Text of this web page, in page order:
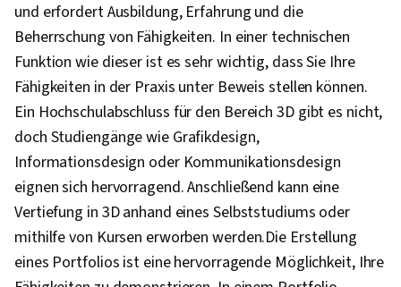
und erfordert Ausbildung, Erfahrung und die
Beherrschung von Fähigkeiten. In einer technischen
Funktion wie dieser ist es sehr wichtig, dass Sie Ihre
Fähigkeiten in der Praxis unter Beweis stellen können.
Ein Hochschulabschluss für den Bereich 3D gibt es nicht,
doch Studiengänge wie Grafikdesign,
Informationsdesign oder Kommunikationsdesign
eignen sich hervorragend. Anschließend kann eine
Vertiefung in 3D anhand eines Selbststudiums oder
mithilfe von Kursen erworben werden.Die Erstellung
eines Portfolios ist eine hervorragende Möglichkeit, Ihre